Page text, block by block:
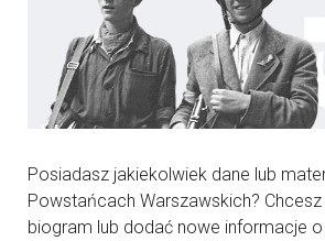
Posiadasz jakiekolwiek dane lub
Powstańcach Warszawskich?
biogram lub dodać nowe informacje